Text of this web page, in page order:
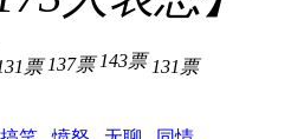
票 137票 143票 131票